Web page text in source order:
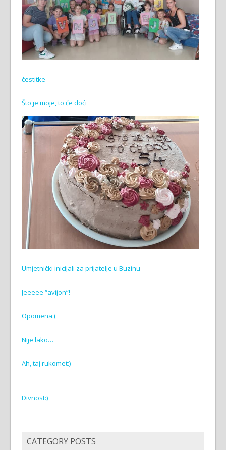
čestitke
Što je moje, to će doći
Umjetnički inicijali za prijatelje u Buzinu
Jeeeee “avijon”!
Opomena:(
Nije lako…
Ah, taj rukomet:)
Divnost:)
CATEGORY POSTS